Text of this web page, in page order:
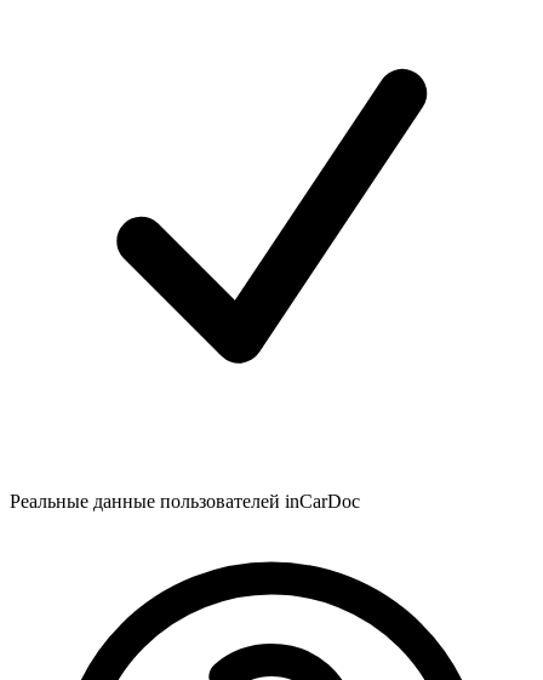
Реальные данные пользователей inCarDoc